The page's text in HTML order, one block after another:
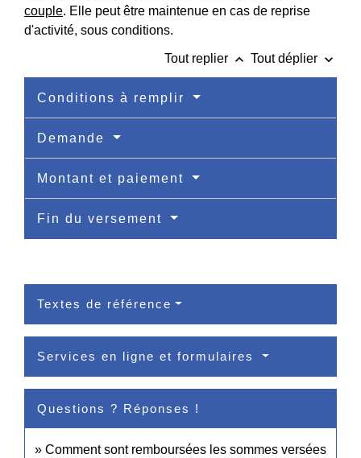
couple. Elle peut être maintenue en cas de reprise
d'activité, sous conditions.
Tout replier keyboard_arrow_up Tout déplier keyboard_arrow_down
Conditions à remplir
Demande
Montant et paiement
Fin du versement
Textes de référence
Services en ligne et formulaires
Questions ? Réponses !
Comment sont remboursées les sommes versées